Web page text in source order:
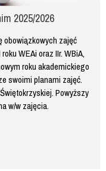
2025/2026
obowiązkowych zajęć
WEAi oraz IIr. WBiA,
roku akademickiego
swoimi planami zajęć.
Powyższy
w/w zajęcia.